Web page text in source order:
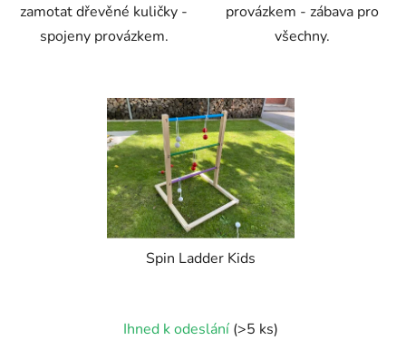
zamotat dřevěné kuličky -
spojeny provázkem.
provázkem - zábava pro
všechny.
Spin Ladder Kids
hodnocení
Ihned k odeslání (>5 ks)